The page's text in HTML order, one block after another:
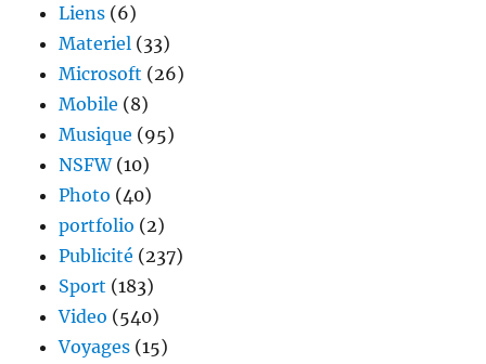
Liens (6)
Materiel (33)
Microsoft (26)
Mobile (8)
Musique (95)
NSFW(10)
Photo (40)
portfolio (2)
Publicité (237)
Sport (183)
Video (540)
Voyages (15)